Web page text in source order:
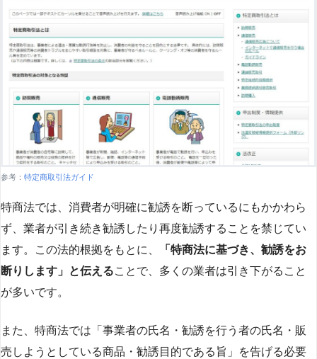
参考： 特定商取引法ガイド
特商法では、消費者が明確に勧誘を断っているにもかかわら
ず、業者が引き続き勧誘したり再度勧誘することを禁じてい
ます。この法的根拠をもとに、
「特商法に基づき、勧誘をお
断りします」と伝えることで、多くの業者は引き下がること
が多いです​​。
また、特商法では「事業者の氏名・勧誘を行う者の氏名・販
売しようとしている商品・勧誘目的である旨」を告げる必要